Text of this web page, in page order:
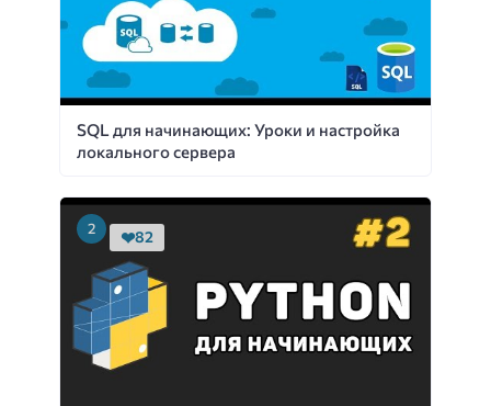
SQL для начинающих: Уроки и настройка
локального сервера
82